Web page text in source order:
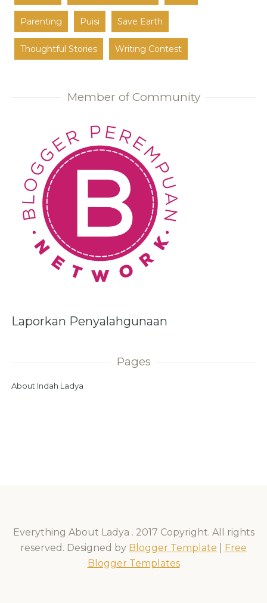
Parenting Puisi Save Earth
Thoughtful Stories Writing Contest
Member of Community
Laporkan Penyalahgunaan
Pages
About Indah Ladya
Everything About Ladya . 2017 Copyright. All rights
reserved. Designed by Blogger Template
Free
Blogger Templates